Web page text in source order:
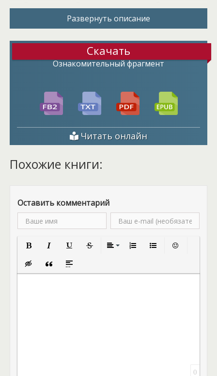
прошлое. Для нашего мира они исчезли, а для
мира, где ещё не существовал Человек разумный,
приспосабливать этот мир под себя.
Развернуть описание
Скачать
Ознакомительный фрагмент
Читать онлайн
Похожие книги:
Оставить комментарий
Полужирный Подчеркнутый
Вставка скрытого текста
Вставка цитаты
Вставка спойлера
0